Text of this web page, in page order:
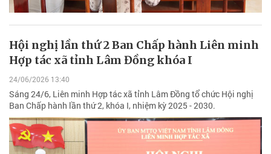
Hội nghị lần thứ 2 Ban Chấp hành Liên minh
Hợp tác xã tỉnh Lâm Đồng khóa I
24/06/2026 13:40
Sáng 24/6, Liên minh Hợp tác xã tỉnh Lâm Đồng tổ chức Hội nghị
Ban Chấp hành lần thứ 2, khóa I, nhiệm kỳ 2025 - 2030.